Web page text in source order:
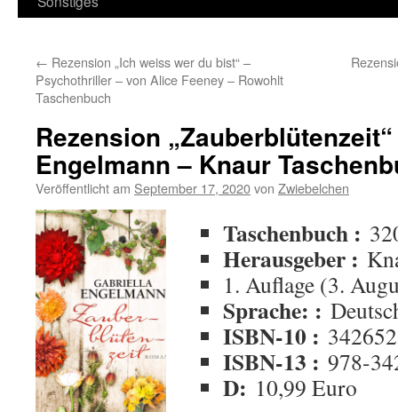
← Rezension „Ich weiss wer du bist“ –
Psychothriller – von Alice Feeney – Rowohlt
Taschenbuch
Rezension
Engelmann – Knaur
Veröffentlicht am September 17, 2020von Zwiebelchen
Taschenbuch :
Herausgeber :
1. Auflage (3.
Sprache: :
ISBN-10 :
ISBN-13 : 978-
D: 10,99 Euro